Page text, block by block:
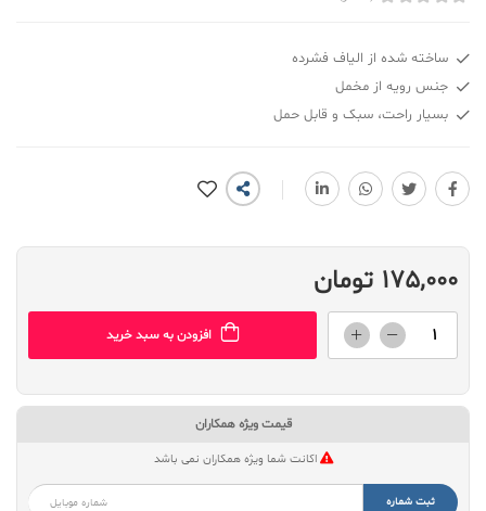
ساخته شده از الیاف فشرده
جنس رویه از مخمل
بسیار راحت، سبک و قابل حمل
175,000 تومان
افزودن به سبد خرید
قیمت ویژه همکاران
اکانت شما ویژه همکاران نمی باشد
ثبت شماره